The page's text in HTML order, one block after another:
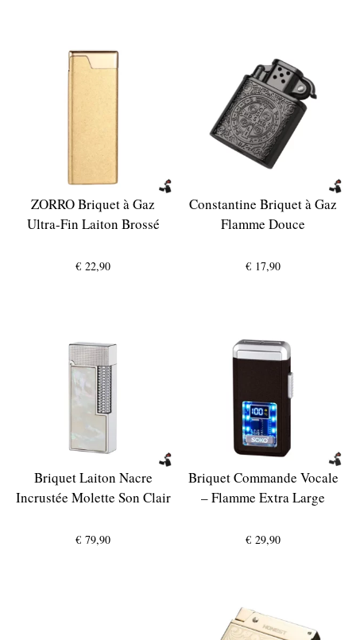
ZORRO Briquet à Gaz
Ultra-Fin Laiton Brossé
€ 22,90
Constantine Briquet à Gaz
Flamme Douce
€ 17,90
Briquet Laiton Nacre
Incrustée Molette Son Clair
€ 79,90
Briquet Commande Vocale
– Flamme Extra Large
€ 29,90